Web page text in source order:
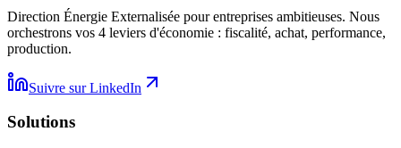
Direction Énergie Externalisée pour entreprises ambitieuses. Nous
orchestrons vos 4 leviers d'économie : fiscalité, achat, performance,
production.
Suivre sur LinkedIn
Solutions